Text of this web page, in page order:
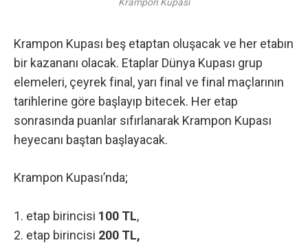
Krampon Kupası beş etaptan oluşacak ve her etabın
bir kazananı olacak. Etaplar Dünya Kupası grup
elemeleri, çeyrek final, yarı final ve final maçlarının
tarihlerine göre başlayıp bitecek. Her etap
sonrasında puanlar sıfırlanarak Krampon Kupası
heyecanı baştan başlayacak.
Krampon Kupası’nda;
1. etap birincisi 100 TL,
2. etap birincisi 200 TL,